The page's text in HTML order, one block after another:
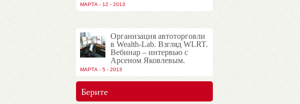
МАРТА - 12 - 2013
Организация автоторговли
в Wealth-Lab. Взгляд WLRT.
Вебинар – интервью с
Арсеном Яковлевым.
МАРТА - 5 - 2013
Берите